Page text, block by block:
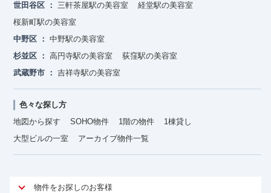
世田谷区
三軒茶屋駅の美容室
経堂駅の美容室
桜新町駅の美容室
中野区
中野駅の美容室
杉並区
高円寺駅の美容室
荻窪駅の美容室
武蔵野市
吉祥寺駅の美容室
色々な探し方
地図から探す
SOHO物件 1階の物件
1棟貸し
大型ビルの一室
アーカイブ物件一覧
物件をお探しのお客様